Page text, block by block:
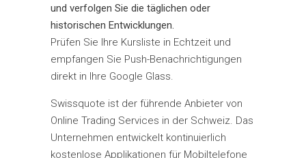
und verfolgen Sie die täglichen oder
historischen Entwicklungen.
Prüfen Sie Ihre Kursliste in Echtzeit und
empfangen Sie Push-Benachrichtigungen
direkt in Ihre Google Glass.
Swissquote ist der führende Anbieter von
Online Trading Services in der Schweiz. Das
Unternehmen entwickelt kontinuierlich
kostenlose Applikationen für Mobiltelefone